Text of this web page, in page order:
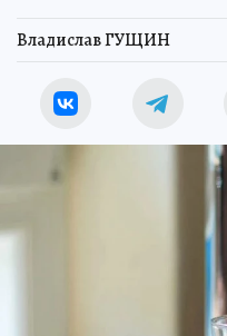
Владислав ГУЩИН